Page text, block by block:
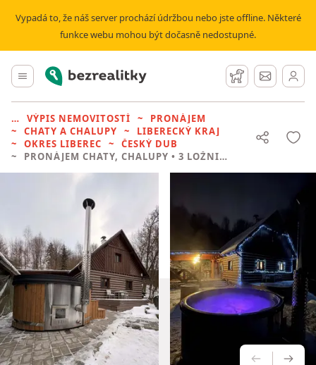
Vypadá to, že náš server prochází údržbou nebo jste offline. Některé
funkce webu mohou být dočasně nedostupné.
Hlavní menu
Bezrealitky Hlídací pes
Zprávy
VÝPIS NEMOVITOSTÍ
PRONÁJEM
CHATY A CHALUPY
LIBERECKÝ KRAJ
OKRES LIBEREC
ČESKÝ DUB
PRONÁJEM CHATY, CHALUPY • 3 LOŽNICE BEZ REALITKY